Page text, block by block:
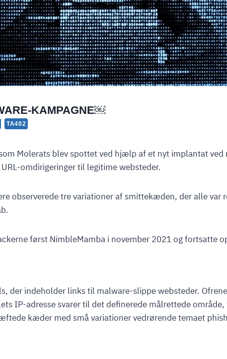
KAMPAGNE￼
TA402
Molerats blev spottet ved hjælp af et nyt implantat ved
omdirigeringer til legitime websteder.
observerede tre variationer af smittekæden, der alle
først NimbleMamba i november 2021 og fortsatte
der indeholder links til malware-slippe websteder.
IP-adresse svarer til det definerede målrettede
kæder med små variationer vedrørende temaet